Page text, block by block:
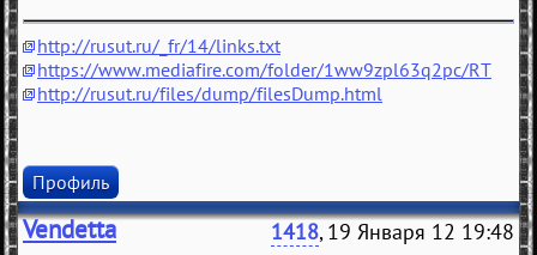
http://rusut.ru/_fr/14/links.txt
https://www.mediafire.com/folder/1ww9zpl63q2pc/RT
http://rusut.ru/files/dump/filesDump.html
Профиль
Vendetta 1418, 19 Января 12 19:48